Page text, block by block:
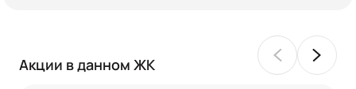
Акции в данном ЖК